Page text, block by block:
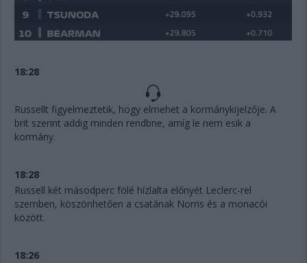
18:28
Russellt figyelmeztetik, hogy elmehet a kormánykijelzője. A
brit szerint addig minden rendbne, amíg le nem esik a
kormány.
18:28
Russell két másodperc fölé hízlalta előnyét Leclerc-rel
szemben, köszönhetően a csatának Norris és a monacói
között.
18:26